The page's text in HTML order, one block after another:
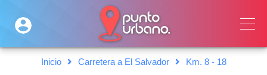
Inicio Carretera a El Salvador
Km. 8 - 18